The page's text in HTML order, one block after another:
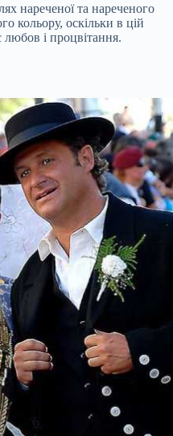
нареченої та нареченого
кольору, оскільки в цій
любов і процвітання.